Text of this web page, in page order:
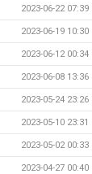
2023-06-22 07:39
2023-06-19 10:30
2023-06-12 00:34
2023-06-08 13:36
2023-05-24 23:26
2023-05-10 23:31
2023-05-02 00:33
2023-04-27 00:40